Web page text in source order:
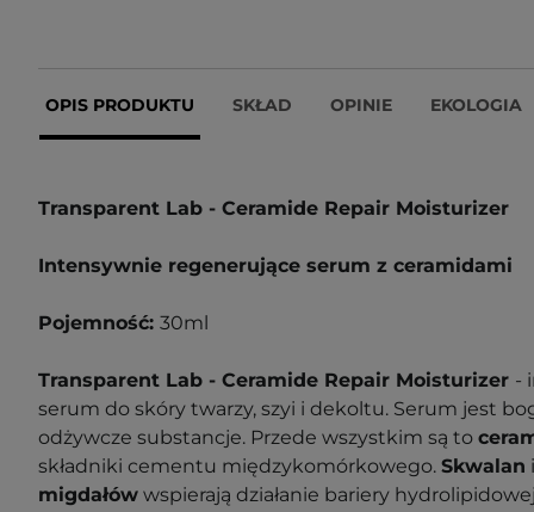
OPIS PRODUKTU SKŁAD OPINIE EKOLOGIA
Transparent Lab - Ceramide Repair Moisturizer
Intensywnie regenerujące serum z ceramidami
Pojemność: 30ml
Transparent Lab - Ceramide Repair Moisturizer -
serum do skóry twarzy, szyi i dekoltu. Serum jest
odżywcze substancje. Przede wszystkim są to
składniki cementu międzykomórkowego. Skwalan
migdałów wspierają działanie bariery